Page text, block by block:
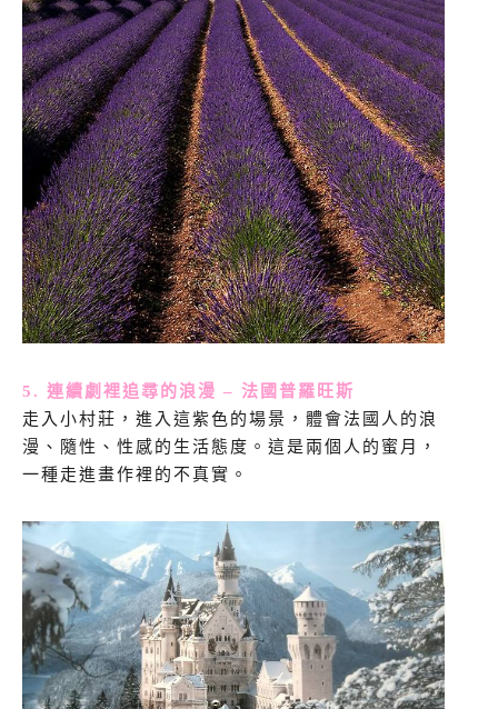
5. 連續劇裡追尋的浪漫 – 法國普羅旺斯
走入小村莊，進入這紫色的場景，體會法國人的浪
漫、隨性、性感的生活態度。這是兩個人的蜜月，
一種走進畫作裡的不真實。